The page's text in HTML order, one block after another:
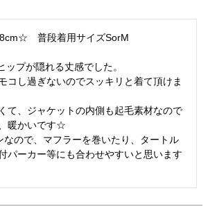
　普段着用サイズSorM
ップが隠れる丈感でした。
コし過ぎないのでスッキリと着て頂けま
て、ジャケットの内側も起毛素材なので
暖かいです☆
なので、マフラーを巻いたり、タートル
パーカー等にも合わせやすいと思います